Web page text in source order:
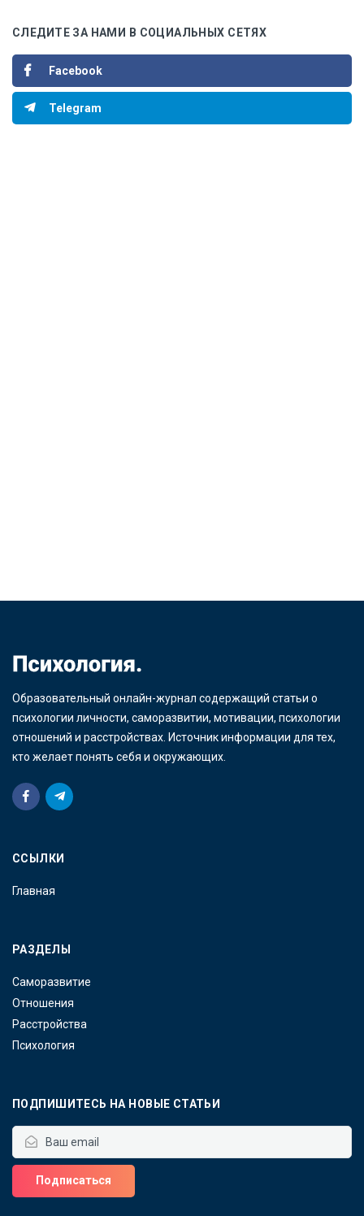
СЛЕДИТЕ ЗА НАМИ В СОЦИАЛЬНЫХ СЕТЯХ
Facebook
Telegram
Образовательный онлайн-журнал содержащий статьи о
психологии личности, саморазвитии, мотивации, психологии
отношений и расстройствах. Источник информации для тех,
кто желает понять себя и окружающих.
ССЫЛКИ
Главная
РАЗДЕЛЫ
Саморазвитие
Отношения
Расстройства
Психология
ПОДПИШИТЕСЬ НА НОВЫЕ СТАТЬИ